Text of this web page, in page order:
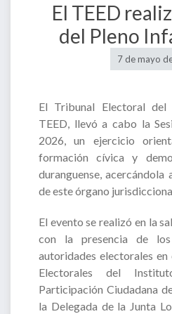
El TEED
del Pleno
7 de mayo
El Tribunal Electoral del
TEED, llevó a cabo la
2026, un ejercicio
formación cívica y
duranguense,
de este órgano
El evento se realizó en la
con la presencia de
autoridades electorales en
Electorales del
Participación Ciudadana
la Delegada de la Junta